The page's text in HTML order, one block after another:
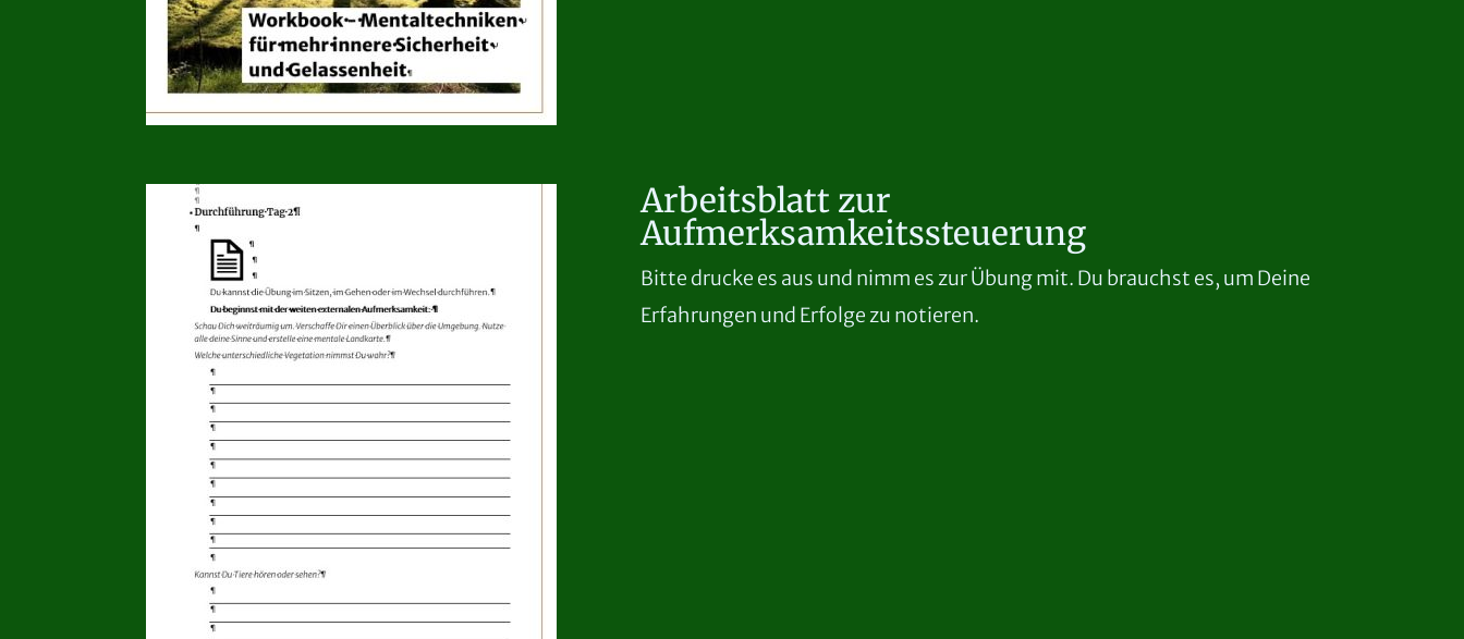
Arbeitsblatt zur
Aufmerksamkeitssteuerung
Bitte drucke es aus und nimm es zur Übung mit. Du brauchst es, um Deine
Erfahrungen und Erfolge zu notieren.